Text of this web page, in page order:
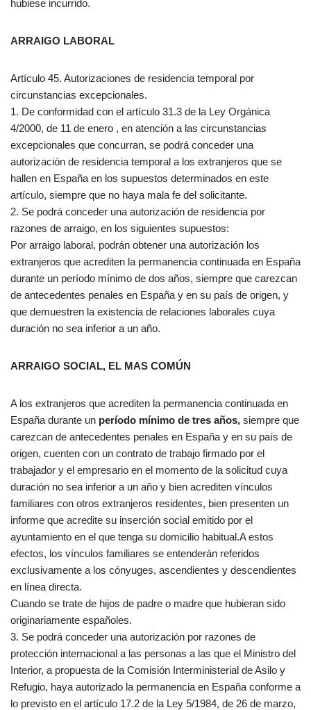
hubiese incurrido.
ARRAIGO LABORAL
Artículo 45. Autorizaciones de residencia temporal por
circunstancias excepcionales.
1. De conformidad con el artículo 31.3 de la Ley Orgánica
4/2000, de 11 de enero , en atención a las circunstancias
excepcionales que concurran, se podrá conceder una
autorización de residencia temporal a los extranjeros que se
hallen en España en los supuestos determinados en este
artículo, siempre que no haya mala fe del solicitante.
2. Se podrá conceder una autorización de residencia por
razones de arraigo, en los siguientes supuestos:
Por arraigo laboral, podrán obtener una autorización los
extranjeros que acrediten la permanencia continuada en España
durante un período mínimo de dos años, siempre que carezcan
de antecedentes penales en España y en su país de origen, y
que demuestren la existencia de relaciones laborales cuya
duración no sea inferior a un año.
ARRAIGO SOCIAL, EL MAS COMÚN
A los extranjeros que acrediten la permanencia continuada en
España durante un período mínimo de tres años, siempre que
carezcan de antecedentes penales en España y en su país de
origen, cuenten con un contrato de trabajo firmado por el
trabajador y el empresario en el momento de la solicitud cuya
duración no sea inferior a un año y bien acrediten vínculos
familiares con otros extranjeros residentes, bien presenten un
informe que acredite su inserción social emitido por el
ayuntamiento en el que tenga su domicilio habitual.A estos
efectos, los vínculos familiares se entenderán referidos
exclusivamente a los cónyuges, ascendientes y descendientes
en línea directa.
Cuando se trate de hijos de padre o madre que hubieran sido
originariamente españoles.
3. Se podrá conceder una autorización por razones de
protección internacional a las personas a las que el Ministro del
Interior, a propuesta de la Comisión Interministerial de Asilo y
Refugio, haya autorizado la permanencia en España conforme a
lo previsto en el artículo 17.2 de la Ley 5/1984, de 26 de marzo,